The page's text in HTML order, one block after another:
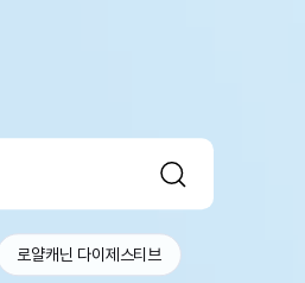
로얄캐닌 다이제스티브